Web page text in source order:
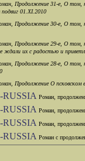
Продолжение 31-e, О том,
подвиг 01.XI.2010
Продолжение 30-e, О том,
Продолжение 29-e, О том,
ждали их с радостью и
Продолжение 28-e, О том,
Продолжение О псковском
Роман,
Роман,
Роман,
Роман с